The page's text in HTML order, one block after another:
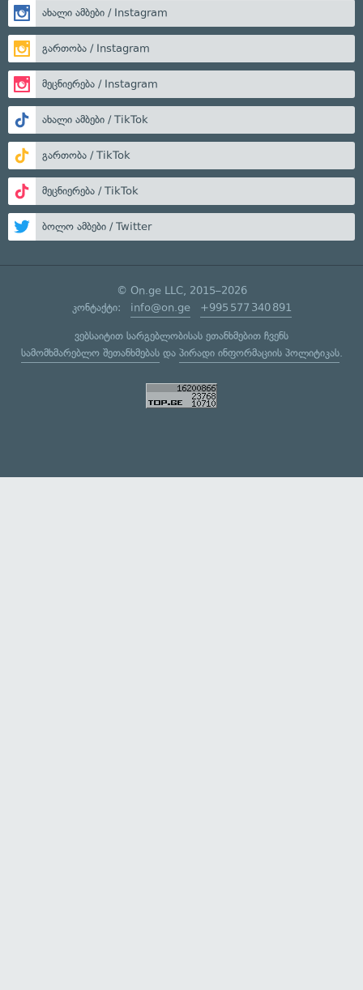
ახალი ამბები / Instagram
გართობა / Instagram
მეცნიერება / Instagram
ახალი ამბები / TikTok
გართობა / TikTok
მეცნიერება / TikTok
ბოლო ამბები / Twitter
© On.ge LLC, 2015–2026
კონტაქტი: info@on.ge +995 577 340 891
ვებსაიტით სარგებლობისას ეთანხმებით ჩვენს
სამომხმარებლო შეთანხმებასდა პირადი ინფორმაციის პოლიტიკას.